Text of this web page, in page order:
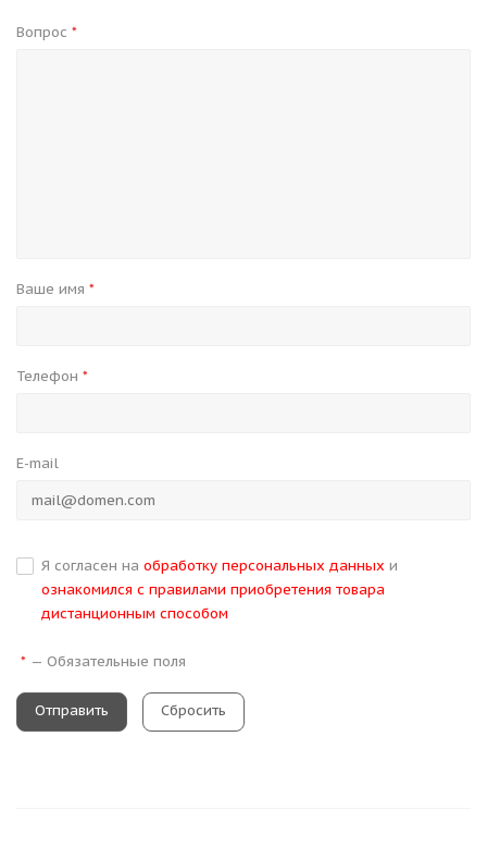
Вопрос *
Ваше имя *
Телефон *
E-mail
Я согласен на обработку персональных данных и
ознакомился с правилами приобретения товара
дистанционным способом
* — Обязательные поля
Сбросить